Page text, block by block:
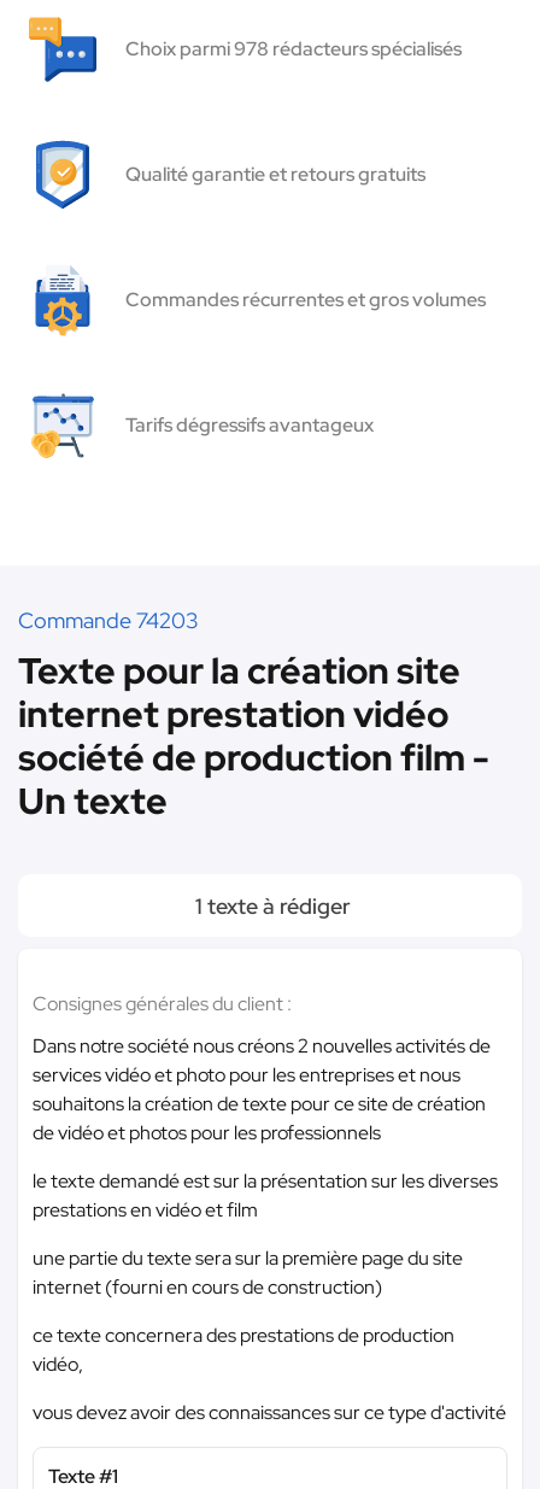
Choix parmi 978 rédacteurs spécialisés
Qualité garantie et retours gratuits
Commandes récurrentes et gros volumes
Tarifs dégressifs avantageux
Commande 74203
Texte pour la création site
internet prestation vidéo
société de production film -
Un texte
1 texte à rédiger
Consignes générales du client :
Dans notre société nous créons 2 nouvelles activités de
services vidéo et photo pour les entreprises et nous
souhaitons la création de texte pour ce site de création
de vidéo et photos pour les professionnels
le texte demandé est sur la présentation sur les diverses
prestations en vidéo et film
une partie du texte sera sur la première page du site
internet (fourni en cours de construction)
ce texte concernera des prestations de production
vidéo,
vous devez avoir des connaissances sur ce type d'activité
Texte #1